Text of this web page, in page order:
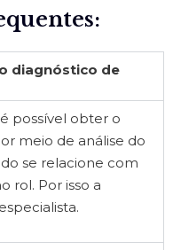
diagnóstico de
possível obter o
meio de análise do
se relacione com
rol. Por isso a